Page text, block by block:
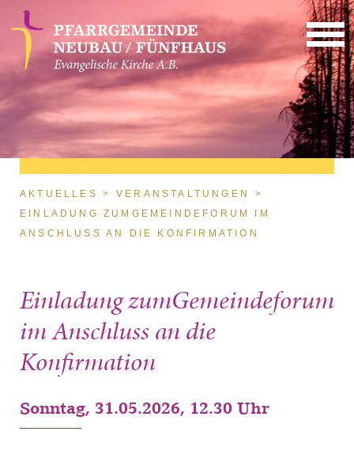
Direkt zum Inhalt
Sie sind hier
AKTUELLES
VERANSTALTUNGEN
EINLADUNG ZUMGEMEINDEFORUM IM
ANSCHLUSS AN DIE KONFIRMATION
Einladung zumGemeindeforum
im Anschluss an die
Konfirmation
Sonntag, 31.05.2026, 12.30 Uhr